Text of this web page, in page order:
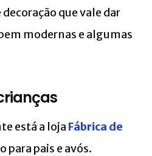
que vale dar
modernas e algumas
está a loja Fábrica de
para pais e avós.